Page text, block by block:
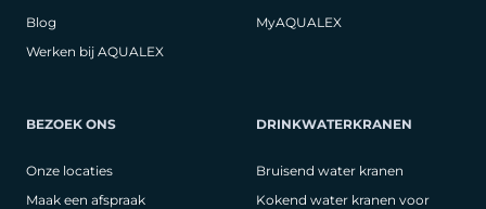
Blog
Werken bij AQUALEX
MyAQUALEX
BEZOEK ONS
Onze locaties
Maak een afspraak
DRINKWATERKRANEN
Bruisend water kranen
Kokend water kranen voor